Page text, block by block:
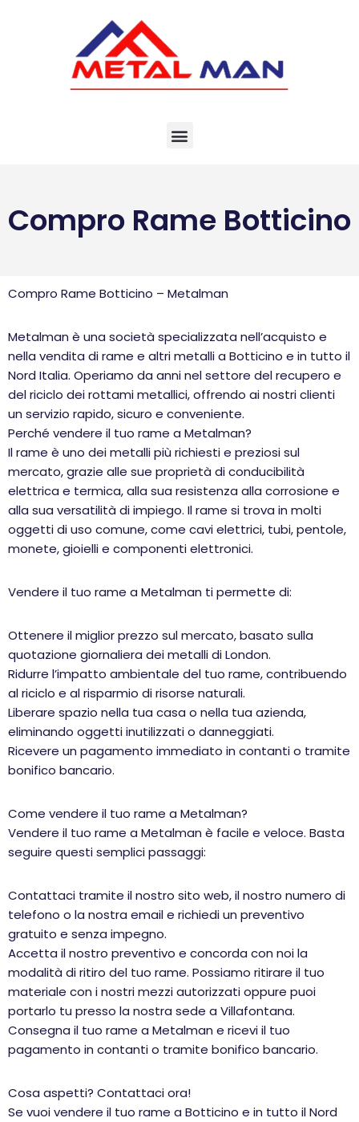
Compro Rame Botticino
Compro Rame Botticino – Metalman
Metalman è una società specializzata nell’acquisto e
nella vendita di rame e altri metalli a Botticino e in tutto il
Nord Italia. Operiamo da anni nel settore del recupero e
del riciclo dei rottami metallici, offrendo ai nostri clienti
un servizio rapido, sicuro e conveniente.
Perché vendere il tuo rame a Metalman?
Il rame è uno dei metalli più richiesti e preziosi sul
mercato, grazie alle sue proprietà di conducibilità
elettrica e termica, alla sua resistenza alla corrosione e
alla sua versatilità di impiego. Il rame si trova in molti
oggetti di uso comune, come cavi elettrici, tubi, pentole,
monete, gioielli e componenti elettronici.
Vendere il tuo rame a Metalman ti permette di:
Ottenere il miglior prezzo sul mercato, basato sulla
quotazione giornaliera dei metalli di London.
Ridurre l’impatto ambientale del tuo rame, contribuendo
al riciclo e al risparmio di risorse naturali.
Liberare spazio nella tua casa o nella tua azienda,
eliminando oggetti inutilizzati o danneggiati.
Ricevere un pagamento immediato in contanti o tramite
bonifico bancario.
Come vendere il tuo rame a Metalman?
Vendere il tuo rame a Metalman è facile e veloce. Basta
seguire questi semplici passaggi:
Contattaci tramite il nostro sito web, il nostro numero di
telefono o la nostra email e richiedi un preventivo
gratuito e senza impegno.
Accetta il nostro preventivo e concorda con noi la
modalità di ritiro del tuo rame. Possiamo ritirare il tuo
materiale con i nostri mezzi autorizzati oppure puoi
portarlo tu presso la nostra sede a Villafontana.
Consegna il tuo rame a Metalman e ricevi il tuo
pagamento in contanti o tramite bonifico bancario.
Cosa aspetti? Contattaci ora!
Se vuoi vendere il tuo rame a Botticino e in tutto il Nord